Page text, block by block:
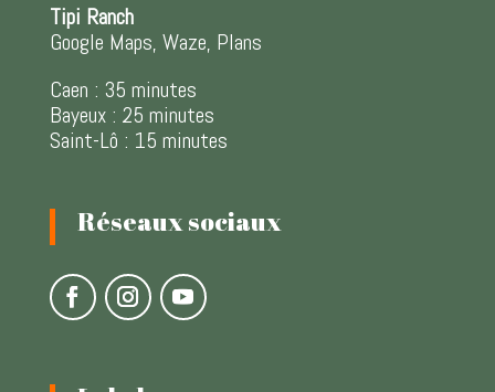
Tipi Ranch
Google Maps, Waze, Plans
Caen : 35 minutes
Bayeux : 25 minutes
Saint-Lô : 15 minutes
Réseaux sociaux